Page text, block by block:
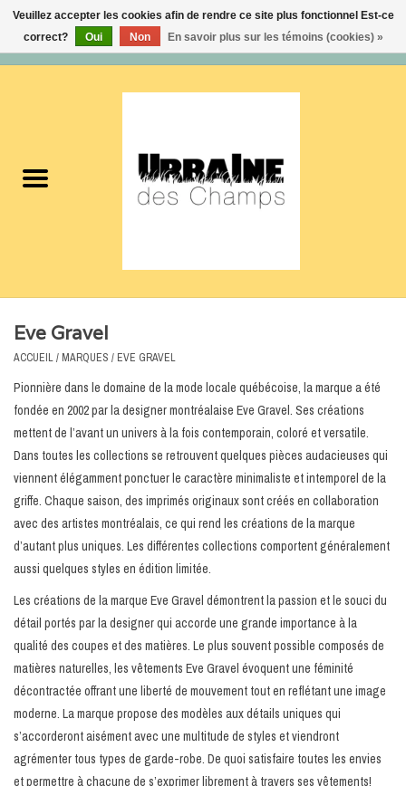
Femmes
Soldes
Certificats cadeaux
Marques
Eve Gravel
ACCUEIL/ MARQUES / EVE GRAVEL
Pionnière dans le domaine de la mode locale québécoise, la marque a été
fondée en 2002 par la designer montréalaise Eve Gravel. Ses créations
mettent de l’avant un univers à la fois contemporain, coloré et versatile.
Dans toutes les collections se retrouvent quelques pièces audacieuses qui
viennent élégamment ponctuer le caractère minimaliste et intemporel de la
griffe. Chaque saison, des imprimés originaux sont créés en collaboration
avec des artistes montréalais, ce qui rend les créations de la marque
d’autant plus uniques. Les différentes collections comportent généralement
aussi quelques styles en édition limitée.
Les créations de la marque Eve Gravel démontrent la passion et le souci du
détail portés par la designer qui accorde une grande importance à la
qualité des coupes et des matières. Le plus souvent possible composés de
matières naturelles, les vêtements Eve Gravel évoquent une féminité
décontractée offrant une liberté de mouvement tout en reflétant une image
moderne. La marque propose des modèles aux détails uniques qui
s’accorderont aisément avec une multitude de styles et viendront
agrémenter tous types de garde-robe. De quoi satisfaire toutes les envies
et permettre à chacune de s’exprimer librement à travers ses vêtements!
Veuillez accepter les cookies afin de rendre ce site plus fonctionnel Est-ce
correct?
Oui Non En savoir plus sur les témoins (cookies) »